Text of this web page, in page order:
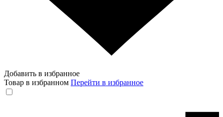
Добавить в избранное
Товар в избранном Перейти в избранное